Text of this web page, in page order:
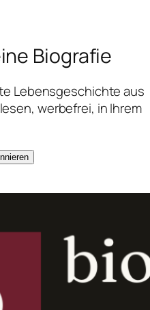
Biografie
Lebensgeschichte aus
werbefrei, in Ihrem